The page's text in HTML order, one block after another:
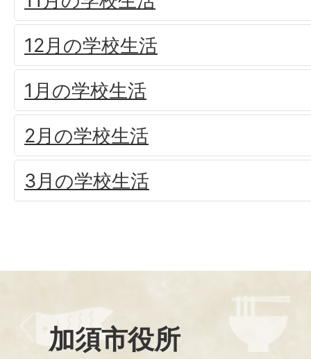
12月の学校生活
1月の学校生活
2月の学校生活
3月の学校生活
加須市役所